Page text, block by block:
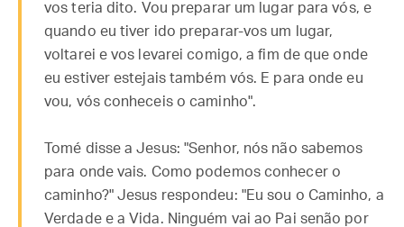
vos teria dito. Vou preparar um lugar para vós, e
quando eu tiver ido preparar-vos um lugar,
voltarei e vos levarei comigo, a fim de que onde
eu estiver estejais também vós. E para onde eu
vou, vós conheceis o caminho".
Tomé disse a Jesus: "Senhor, nós não sabemos
para onde vais. Como podemos conhecer o
caminho?" Jesus respondeu: "Eu sou o Caminho, a
Verdade e a Vida. Ninguém vai ao Pai senão por